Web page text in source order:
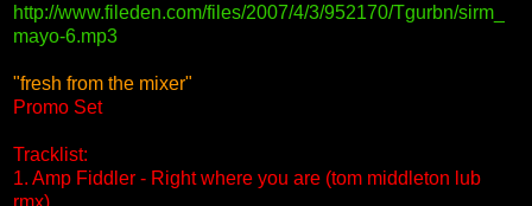
http://www.fileden.com/files/2007/4/3/952170/Tgurbn/sirm_
mayo-6.mp3
"fresh from the mixer"
Promo Set
Tracklist:
1. Amp Fiddler - Right where you are (tom middleton lub
rmx)